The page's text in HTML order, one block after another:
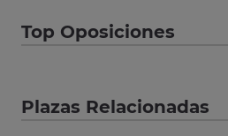
Top Oposiciones
Plazas Relacionadas